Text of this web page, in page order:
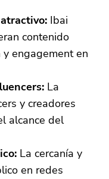
Ibai
contenido
engagement en
La
y creadores
alcance del
La cercanía y
en redes